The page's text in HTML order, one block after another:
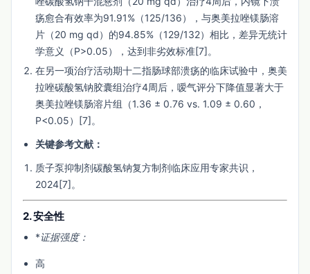
疡愈合有效率为91.91%（125/136），与奥美拉唑镁肠溶
片（20 mg qd）的94.85%（129/132）相比，差异无统计
学意义（P>0.05），达到非劣效标准[7]。
在另一项治疗活动期十二指肠球部溃疡的临床试验中，奥美
拉唑碳酸氢钠胶囊组治疗4周后，嗳气评分下降值显著大于
奥美拉唑镁肠溶片组（1.36 ± 0.76 vs. 1.09 ± 0.60，
P<0.05）[7]。
关键参考文献：
质子泵抑制剂碳酸氢钠复方制剂临床应用专家共识，
2024[7]。
2. 安全性
*证据强度：
高